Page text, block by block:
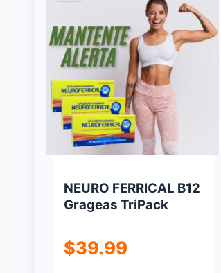
NEURO FERRICAL B12
Grageas TriPack
$39.99